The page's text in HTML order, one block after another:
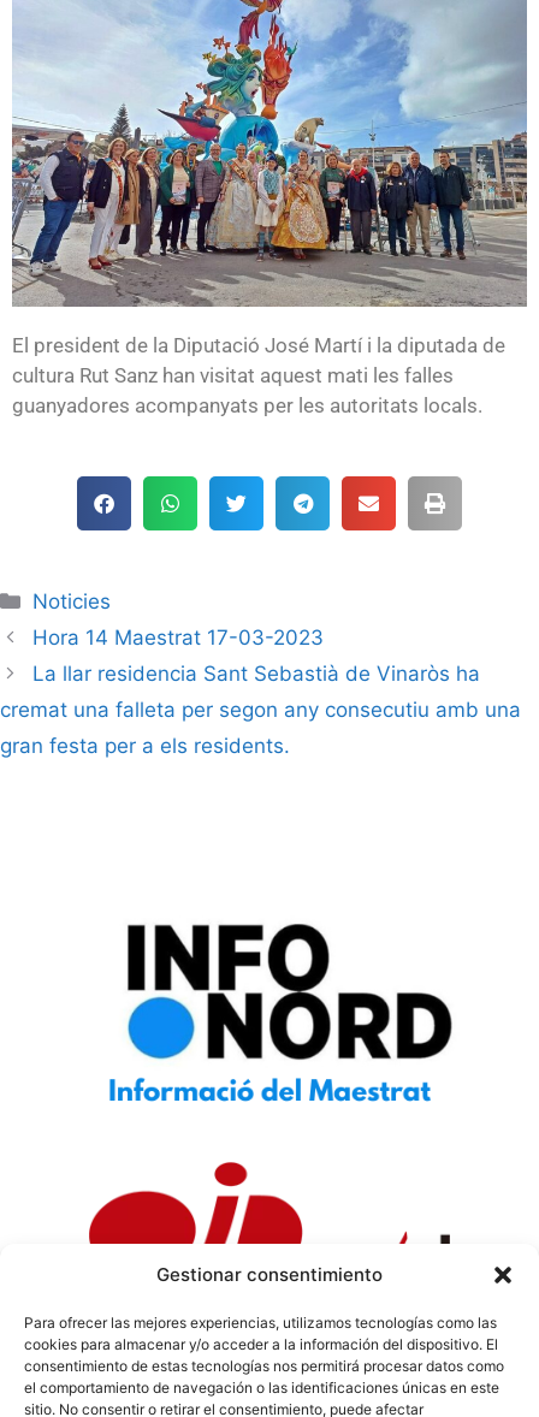
Gestionar consentimiento
Para ofrecer las mejores experiencias, utilizamos tecnologías como las
cookies para almacenar y/o acceder a la información del dispositivo. El
consentimiento de estas tecnologías nos permitirá procesar datos como
el comportamiento de navegación o las identificaciones únicas en este
sitio. No consentir o retirar el consentimiento, puede afectar
El president de la Diputació José Martí i la diputada de
cultura Rut Sanz han visitat aquest mati les falles
guanyadores acompanyats per les autoritats locals.
Noticies
Hora 14 Maestrat 17-03-2023
La llar residencia Sant Sebastià de Vinaròs ha
cremat una falleta per segon any consecutiu amb una
gran festa per a els residents.
Política de Privacidad| Política de Cookies|Aviso
Legal|Codi ètic|Tarifes de Publicitat